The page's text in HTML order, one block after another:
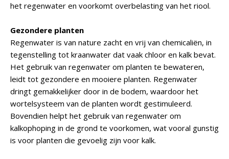
het regenwater en voorkomt overbelasting van het riool.
Gezondere planten
Regenwater is van nature zacht en vrij van chemicaliën, in
tegenstelling tot kraanwater dat vaak chloor en kalk bevat.
Het gebruik van regenwater om planten te bewateren,
leidt tot gezondere en mooiere planten. Regenwater
dringt gemakkelijker door in de bodem, waardoor het
wortelsysteem van de planten wordt gestimuleerd.
Bovendien helpt het gebruik van regenwater om
kalkophoping in de grond te voorkomen, wat vooral gunstig
is voor planten die gevoelig zijn voor kalk.